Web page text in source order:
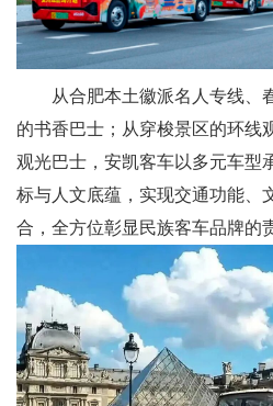
从合肥本土徽派名人专线、
的书香巴士；从穿梭景区的环线
观光巴士，安凯客车以多元车型
标与人文底蕴，实现交通功能、
合，全方位彰显民族客车品牌的